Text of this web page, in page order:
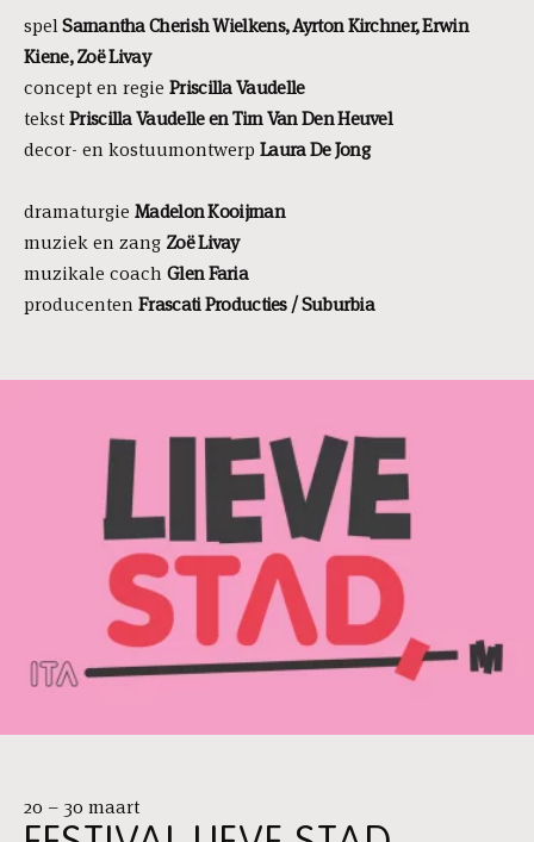
spelSamantha Cherish Wielkens, Ayrton Kirchner, Erwin
Kiene, Zoë Livay
concept en regie Priscilla Vaudelle
tekstPriscilla Vaudelle en Tim Van Den Heuvel
decor- en kostuumontwerp Laura De Jong
dramaturgie Madelon Kooijman
muziek en zang Zoë Livay
muzikale coach Glen Faria
producenten Frascati Producties / Suburbia
20 – 30 maart